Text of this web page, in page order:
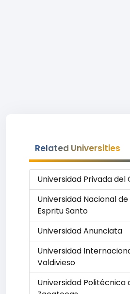
Related Universities
Universidad Privada del
Universidad Nacional
Espritu Santo
Universidad Anunciata
Universidad
Valdivieso
Universidad Politécnica